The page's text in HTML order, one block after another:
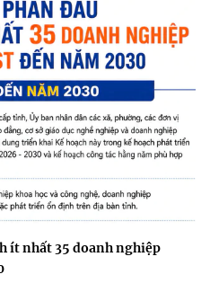
ít nhất 35 doanh nghiệp